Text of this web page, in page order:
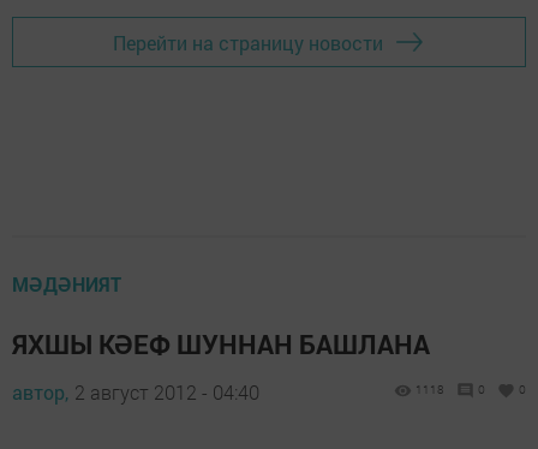
Перейти на страницу новости
МӘДӘНИЯТ
ЯХШЫ КӘЕФ ШУННАН БАШЛАНА
автор, 2 август 2012 - 04:40 1118 0 0